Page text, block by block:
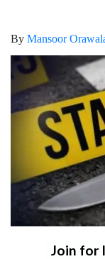
By Mansoor
Join for